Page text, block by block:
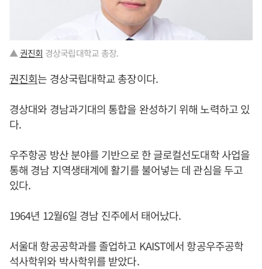
▲권진회 경상국립대학교 총장.
권진회는 경상국립대학교 총장이다.
경상대와 경남과기대의 통합을 완성하기 위해 노력하고 있
다.
우주항공 방산 분야를 기반으로 한 글로컬선도대학 사업을
통해 경남 지역생태계에 활기를 불어넣는 데 관심을 두고
있다.
1964년 12월6일 경남 진주에서 태어났다.
서울대 항공공학과를 졸업하고 KAIST에서 항공우주공학
석사학위와 박사학위를 받았다.